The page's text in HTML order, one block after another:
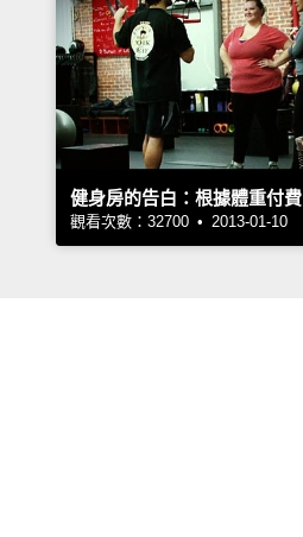
健身房的告白：根據體重付費
觀看次數：32700 • 2013-01-10